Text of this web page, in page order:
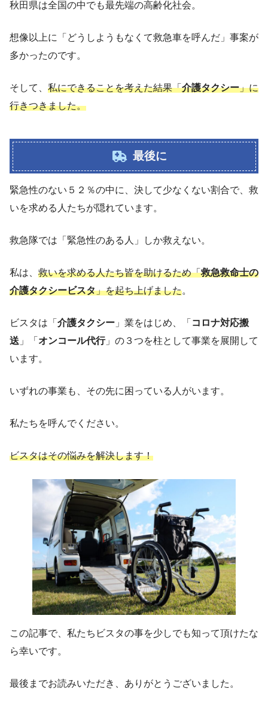
秋田県は全国の中でも最先端の高齢化社会。
想像以上に「どうしようもなくて救急車を呼んだ」事案が
多かったのです。
そして、 私にできることを考えた結果「介護タクシー」に
行きつきました。
最後に
緊急性のない５２％の中に、決して少なくない割合で、救
いを求める人たちが隠れています。
救急隊では「緊急性のある人」しか救えない。
私は、 救いを求める人たち皆を助けるため「救急救命士の
介護タクシービスタ」を起ち上げました。
ビスタは「 介護タクシー 」業をはじめ、「 コロナ対応搬
送 」「 オンコール代行」の３つを柱として事業を展開して
います。
いずれの事業も、その先に困っている人がいます。
私たちを呼んでください。
ビスタはその悩みを解決します！
この記事で、私たちビスタの事を少しでも知って頂けたな
ら幸いです。
最後までお読みいただき、ありがとうございました。